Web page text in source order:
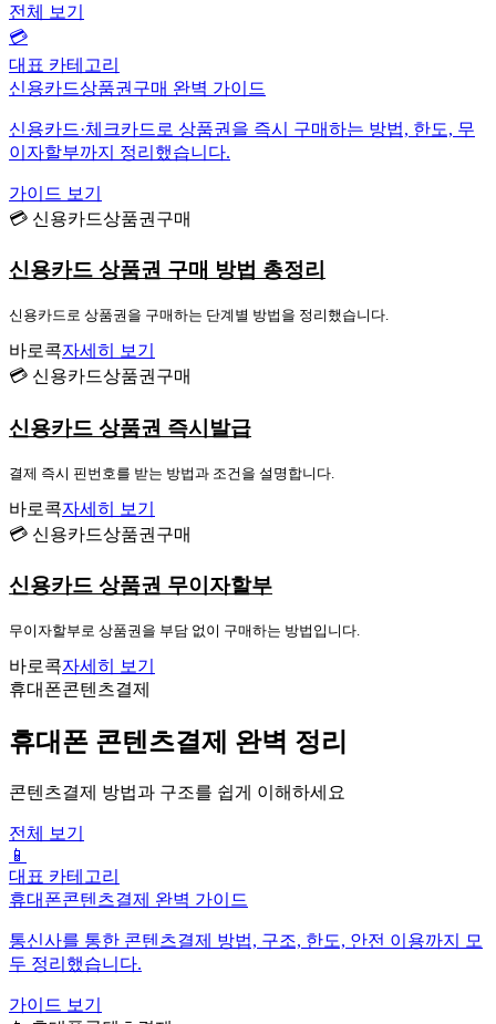
전체 보기
💳
대표 카테고리
신용카드상품권구매 완벽 가이드
신용카드·체크카드로 상품권을 즉시 구매하는 방법, 한도, 무
이자할부까지 정리했습니다.
가이드 보기
💳 신용카드상품권구매
신용카드 상품권 구매 방법 총정리
신용카드로 상품권을 구매하는 단계별 방법을 정리했습니다.
바로콕자세히 보기
💳 신용카드상품권구매
신용카드 상품권 즉시발급
결제 즉시 핀번호를 받는 방법과 조건을 설명합니다.
바로콕자세히 보기
💳 신용카드상품권구매
신용카드 상품권 무이자할부
무이자할부로 상품권을 부담 없이 구매하는 방법입니다.
바로콕자세히 보기
휴대폰콘텐츠결제
휴대폰 콘텐츠결제 완벽 정리
콘텐츠결제 방법과 구조를 쉽게 이해하세요
전체 보기
📱
대표 카테고리
휴대폰콘텐츠결제 완벽 가이드
통신사를 통한 콘텐츠결제 방법, 구조, 한도, 안전 이용까지 모
두 정리했습니다.
가이드 보기